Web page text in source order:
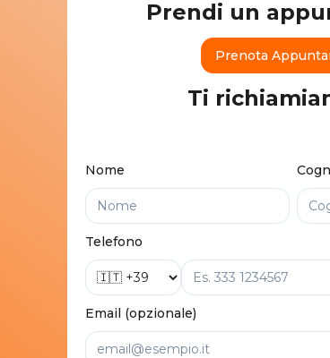
Prendi un
Prenota
Ti
Nome
Telefono
Email (opzionale)